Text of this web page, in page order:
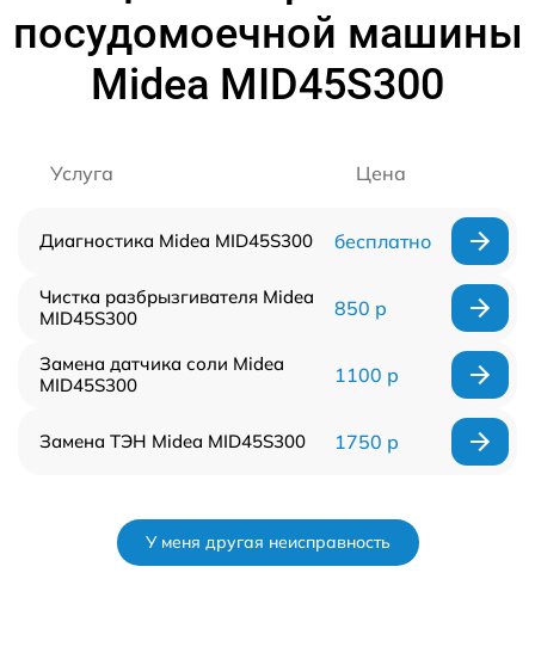
посудомоечной машины
Midea MID45S300
Услуга Цена
Диагностика Midea MID45S300 бесплатно
Чистка разбрызгивателя Midea
MID45S300
850 р
Замена датчика соли Midea
MID45S300
1100 р
Замена ТЭН Midea MID45S300 1750 р
У меня другая неисправность